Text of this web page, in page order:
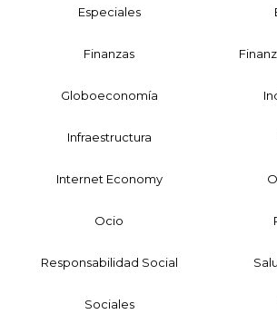
Especiales
Finanzas
Globoeconomía
Infraestructura
Internet Economy
Ocio
Responsabilidad Social
Sociales